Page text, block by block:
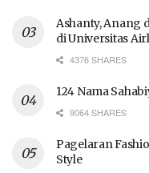
Ashanty, Anang
di Universitas
4376 SHARES
124 Nama
9064 SHARES
Pagelaran
Style